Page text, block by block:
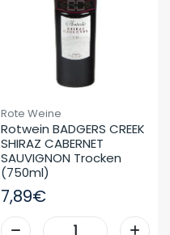
Rote Weine
Rotwein BADGERS CREEK
SHIRAZ CABERNET
SAUVIGNON Trocken
(750ml)
7,89€